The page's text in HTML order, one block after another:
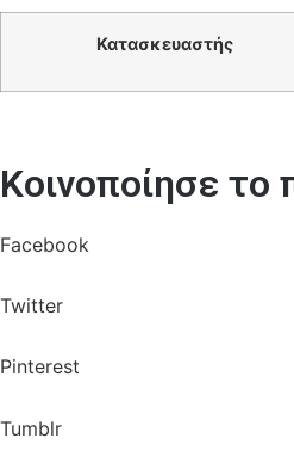
Κατασκευαστής
Κοινοποίησε το
Facebook
Twitter
Pinterest
Tumblr